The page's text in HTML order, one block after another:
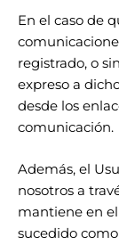
En el caso de
registrado, o
expreso a
desde los
comunicación.
Además, el
nosotros a
mantiene en
sucedido